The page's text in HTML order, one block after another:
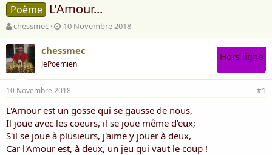
Poème L'Amour...
A
u
t
e
u
r
d
e
l
a
d
i
chessmec
D
a
t
d
e
d
é
b
u
t
10 Novembre 2018
chessmec
JePoemien
Hors ligne
10 Novembre 2018 #1
L'Amour est un gosse qui se gausse de nous,
Il joue avec les coeurs, il se joue même d'eux;
S'il se joue à plusieurs, j'aime y jouer à deux,
Car l'Amour est, à deux, un jeu qui vaut le coup !